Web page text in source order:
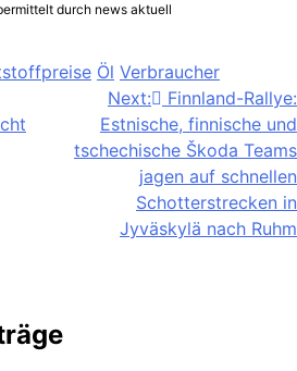
durch news aktuell
Öl Verbraucher
Next:
Finnland-Rallye:
Estnische, finnische und
tschechische Škoda Teams
jagen auf schnellen
Schotterstrecken in
Jyväskylä nach Ruhm